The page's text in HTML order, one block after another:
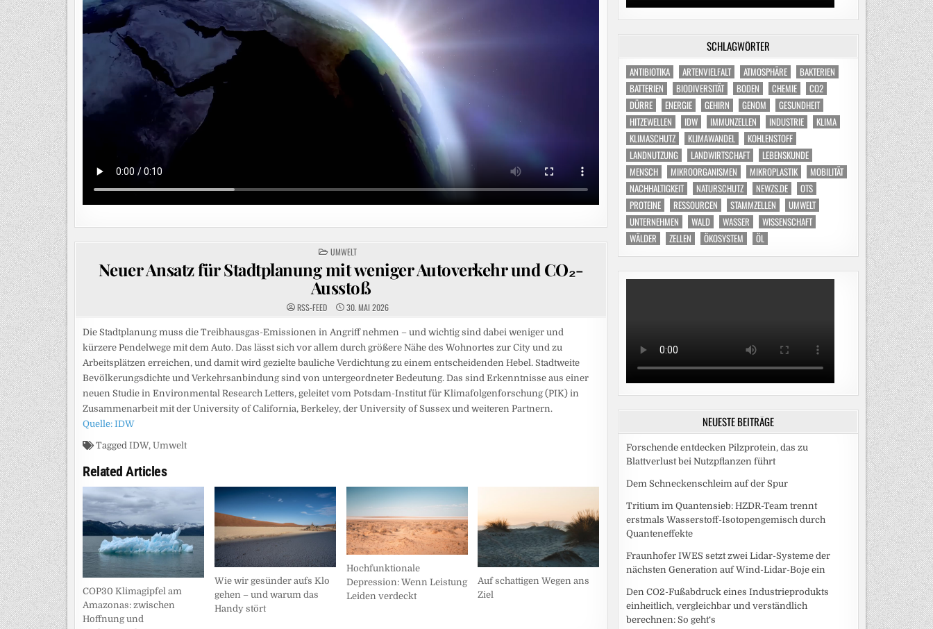
POSTED
IN
UMWELT
Neuer Ansatz für Stadtplanung mit weniger Autoverkehr und CO₂-
Ausstoß
RSS-FEED 30. MAI 2026
Die Stadtplanung muss die Treibhausgas-Emissionen in Angriff nehmen – und wichtig sind dabei weniger und
kürzere Pendelwege mit dem Auto. Das lässt sich vor allem durch größere Nähe des Wohnortes zur City und zu
Arbeitsplätzen erreichen, und damit wird gezielte bauliche Verdichtung zu einem entscheidenden Hebel. Stadtweite
Bevölkerungsdichte und Verkehrsanbindung sind von untergeordneter Bedeutung. Das sind Erkenntnisse aus einer
neuen Studie in Environmental Research Letters, geleitet vom Potsdam-Institut für Klimafolgenforschung (PIK) in
Zusammenarbeit mit der University of California, Berkeley, der University of Sussex und weiteren Partnern.
Quelle: IDW
Tagged IDW, Umwelt
Related Articles
COP30 Klimagipfel am
Amazonas: zwischen
Hoffnung und
Wie wir gesünder aufs Klo
gehen – und warum das
Handy stört
Hochfunktionale
Depression: Wenn Leistung
Leiden verdeckt
Auf schattigen Wegen ans
Ziel
SCHLAGWÖRTER
ANTIBIOTIKA ARTENVIELFALT ATMOSPHÄRE
BAKTERIEN
BATTERIEN
BIODIVERSITÄT BODEN CHEMIE
CO2
DÜRRE
ENERGIE GEHIRN GENOM
GESUNDHEIT
HITZEWELLEN
IDW IMMUNZELLEN INDUSTRIE
KLIMA
KLIMASCHUTZ
KLIMAWANDEL
KOHLENSTOFF
LANDNUTZUNG
LANDWIRTSCHAFT
LEBENSKUNDE
MENSCH
MIKROORGANISMEN MIKROPLASTIK
MOBILITÄT
NACHHALTIGKEIT
NATURSCHUTZ NEWZS.DE
OTS
PROTEINE
RESSOURCEN STAMMZELLEN
UMWELT
UNTERNEHMEN
WALD WASSER
WISSENSCHAFT
WÄLDER
ZELLEN ÖKOSYSTEM ÖL
NEUESTE BEITRÄGE
Forschende entdecken Pilzprotein, das zu
Blattverlust bei Nutzpflanzen führt
Dem Schneckenschleim auf der Spur
Tritium im Quantensieb: HZDR-Team trennt
erstmals Wasserstoff-Isotopengemisch durch
Quanteneffekte
Fraunhofer IWES setzt zwei Lidar-Systeme der
nächsten Generation auf Wind-Lidar-Boje ein
Den CO2-Fußabdruck eines Industrieprodukts
einheitlich, vergleichbar und verständlich
berechnen: So geht‘s